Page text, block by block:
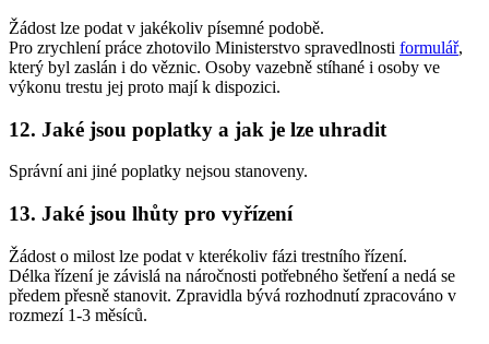
Žádost lze podat v jakékoliv písemné podobě.
Pro zrychlení práce zhotovilo Ministerstvo spravedlnosti formulář,
který byl zaslán i do věznic. Osoby vazebně stíhané i osoby ve
výkonu trestu jej proto mají k dispozici.
12. Jaké jsou poplatky a jak je lze uhradit
Správní ani jiné poplatky nejsou stanoveny.
13. Jaké jsou lhůty pro vyřízení
Žádost o milost lze podat v kterékoliv fázi trestního řízení.
Délka řízení je závislá na náročnosti potřebného šetření a nedá se
předem přesně stanovit. Zpravidla bývá rozhodnutí zpracováno v
rozmezí 1-3 měsíců.